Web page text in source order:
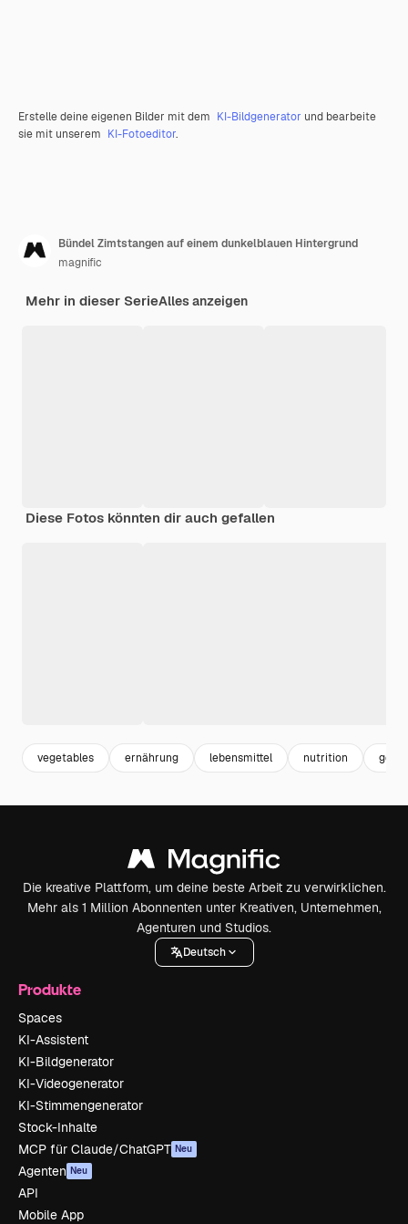
Erstelle deine eigenen Bilder mit dem KI-Bildgenerator und bearbeite
sie mit unserem KI-Fotoeditor.
Bündel Zimtstangen auf einem dunkelblauen Hintergrund
magnific
Mehr in dieser SerieAlles anzeigen
Diese Fotos könnten dir auch gefallen
vegetables ernährung lebensmittel nutrition
Die kreative Plattform, um deine beste Arbeit zu verwirklichen.
Mehr als 1 Million Abonnenten unter Kreativen, Unternehmen,
Agenturen und Studios.
Deutsch
Produkte
Spaces
KI-Assistent
KI-Bildgenerator
KI-Videogenerator
KI-Stimmengenerator
Stock-Inhalte
MCP für Claude/ChatGPT Neu
Agenten Neu
API
Mobile App